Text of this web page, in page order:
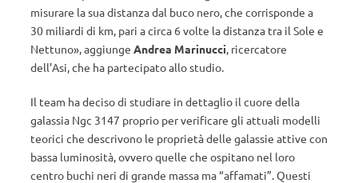
misurare la sua distanza dal buco nero, che corrisponde a
30 miliardi di km, pari a circa 6 volte la distanza tra il Sole e
Nettuno», aggiunge Andrea Marinucci, ricercatore
dell’Asi, che ha partecipato allo studio.
Il team ha deciso di studiare in dettaglio il cuore della
galassia Ngc 3147 proprio per verificare gli attuali modelli
teorici che descrivono le proprietà delle galassie attive con
bassa luminosità, ovvero quelle che ospitano nel loro
centro buchi neri di grande massa ma “affamati”. Questi